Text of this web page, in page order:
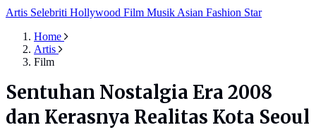
Artis Selebriti Hollywood Film Musik Asian Fashion Star
Home
Artis
Film
Sentuhan Nostalgia Era 2008
dan Kerasnya Realitas Kota Seoul